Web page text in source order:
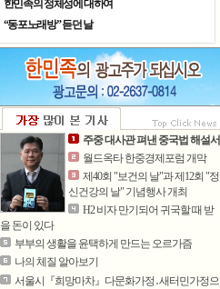
한민족의 정체성에 대하여
“동포노래방” 듣던 날
주중 대사관 펴낸 중국법 해설서
월드옥타 한중경제포럼 개막
제40회 "보건의 날"과 제12회 "정
신건강의 날" 기념행사 개최
H2 비자 만기되어 귀국할 때 받
을 돈이 있다
부부의 생활을 윤택하게 만드는 오르가즘
나의 체질 알아보기
서울시『희망마차』다문화가정․새터민가정으